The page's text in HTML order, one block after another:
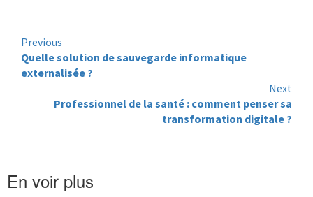
Continue
Reading
Previous
Quelle solution de sauvegarde informatique
externalisée ?
Next
Professionnel de la santé : comment penser sa
transformation digitale ?
En voir plus